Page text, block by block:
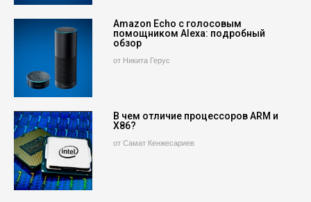
Amazon Echo с голосовым
помощником Alexa: подробный
обзор
от Никита Герус
В чем отличие процессоров ARM и
X86?
от Самат Кенжесариев